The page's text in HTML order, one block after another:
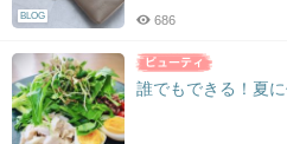
BLOG 686
誰でもできる！夏